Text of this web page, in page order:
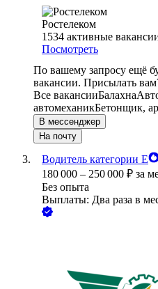
Ростелеком
1534 активные
Посмотреть
По вашему запросу ещё
вакансии. Присылать
Все вакансииБалахна
автомеханикБетонщик,
В мессенджер
На почту
Водитель категории Е
180 000 – 250 000 ₽ за
Без опыта
Выплаты: Два раза в